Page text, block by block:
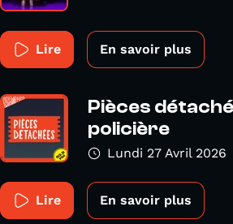
Lire En savoir plus
Pièces
policière
Lundi 27 Avril 2026
Lire En savoir plus